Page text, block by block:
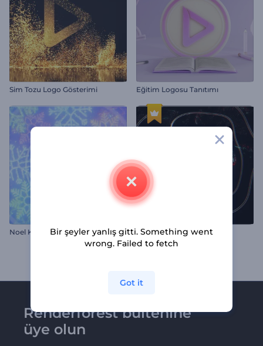
Sim Tozu Logo Gösterimi Eğitim Logosu Tanıtımı
Noel Kar Taneleri İntro Glitch Parazit Logo
Renderforest bültenine
üye olun
Bir şeyler yanlış gitti. Something went
wrong. Failed to fetch
Got it